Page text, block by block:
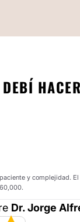
y complejidad. El
Dr. Jorge